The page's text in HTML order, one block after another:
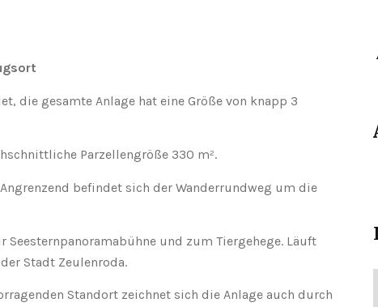
die gesamte Anlage hat eine Größe von knapp 3
Parzellengröße 330 m².
befindet sich der Wanderrundweg um die
und zum Tiergehege. Läuft
Stadt Zeulenroda.
Standort zeichnet sich die Anlage auch durch